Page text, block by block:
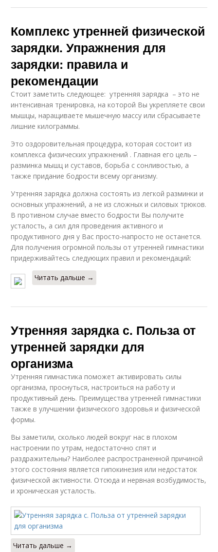
Комплекс утренней физической
зарядки. Упражнения для
зарядки: правила и
рекомендации
Стоит заметить следующее: утренняя зарядка – это не
интенсивная тренировка, на которой Вы укрепляете свои
мышцы, наращиваете мышечную массу или сбрасываете
лишние килограммы.
Это оздоровительная процедура, которая состоит из
комплекса физических упражнений . Главная его цель –
разминка мышц и суставов, борьба с сонливостью, а
также придание бодрости всему организму.
Утренняя зарядка должна состоять из легкой разминки и
основных упражнений, а не из сложных и силовых трюков.
В противном случае вместо бодрости Вы получите
усталость, а сил для проведения активного и
продуктивного дня у Вас просто-напросто не останется.
Для получения огромной пользы от утренней гимнастики
придерживайтесь следующих правил и рекомендаций:
Читать дальше →
Утренняя зарядка с. Польза от
утренней зарядки для
организма
Утренняя гимнастика поможет активировать силы
организма, проснуться, настроиться на работу и
продуктивный день. Преимущества утренней гимнастики
также в улучшении физического здоровья и физической
формы.
Вы заметили, сколько людей вокруг нас в плохом
настроении по утрам, недостаточно спят и
раздражительны? Наиболее распространенной причиной
этого состояния является гипокинезия или недостаток
физической активности. Отсюда и нервная возбудимость,
и хроническая усталость.
Читать дальше →